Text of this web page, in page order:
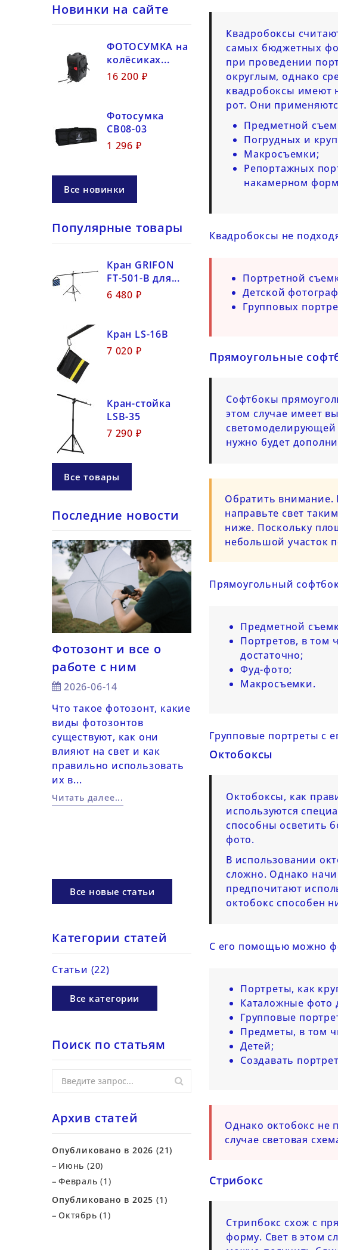
Новинки на сайте
ФОТОСУМКА на
колёсиках...
16 200 ₽
Фотосумка
CB08-03
1 296 ₽
Все новинки
Популярные товары
Кран GRIFON
FT-501-B для...
6 480 ₽
Кран LS-16B
7 020 ₽
Кран-стойка
LSB-35
7 290 ₽
Все товары
Последние новости
Фотозонт и все о
работе с ним
2026-06-14
Что такое фотозонт, какие
виды фотозонтов
существуют, как они
влияют на свет и как
правильно использовать
их в...
Читать далее...
7 советов — как
снимать с цветным
светом
работе с цветным светом
в фотографии.
цветовых...
Читать далее...
Все новые статьи
Категории статей
Статьи (22)
Все категории
Поиск по статьям
Архив статей
Опубликовано в 2026 (21)
Июнь (20)
Февраль (1)
Опубликовано в 2025 (1)
Октябрь (1)
Квадробоксы
самых бюджетных
при проведении
округлым, однако
квадробоксы имеют
рот. Они
Предметной
Погрудных и
Макросъемки;
Репортажных
накамерном
Квадробоксы не
Портретной
Детской
Групповых
Прямоугольные
Софтбокы
этом случае имеет
светомоделирующей
нужно будет
Обратить внимание.
направьте свет
ниже. Поскольку
небольшой участок
Прямоугольный
Предметной
Портретов, в том
достаточно;
Фуд-фото;
Макросъемки.
Групповые портреты с
Октобоксы
Октобоксы, как
используются
способны осветить
фото.
В использовании
сложно. Однако
предпочитают
октобокс способен
С его помощью можно
Портреты, как
Каталожные фото
Групповые
Предметы, в том
Детей;
Создавать
Однако октобокс не
случае световая
Стрибокс
Стрипбокс схож с
форму. Свет в этом